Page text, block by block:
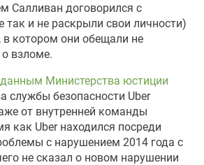
Салливан договорился с
так и не раскрыли свои личности)
в котором они обещали не
взломе.
Министерства юстиции
службы безопасности Uber
от внутренней команды
как Uber находился посреди
с нарушением 2014 года с
не сказал о новом нарушении